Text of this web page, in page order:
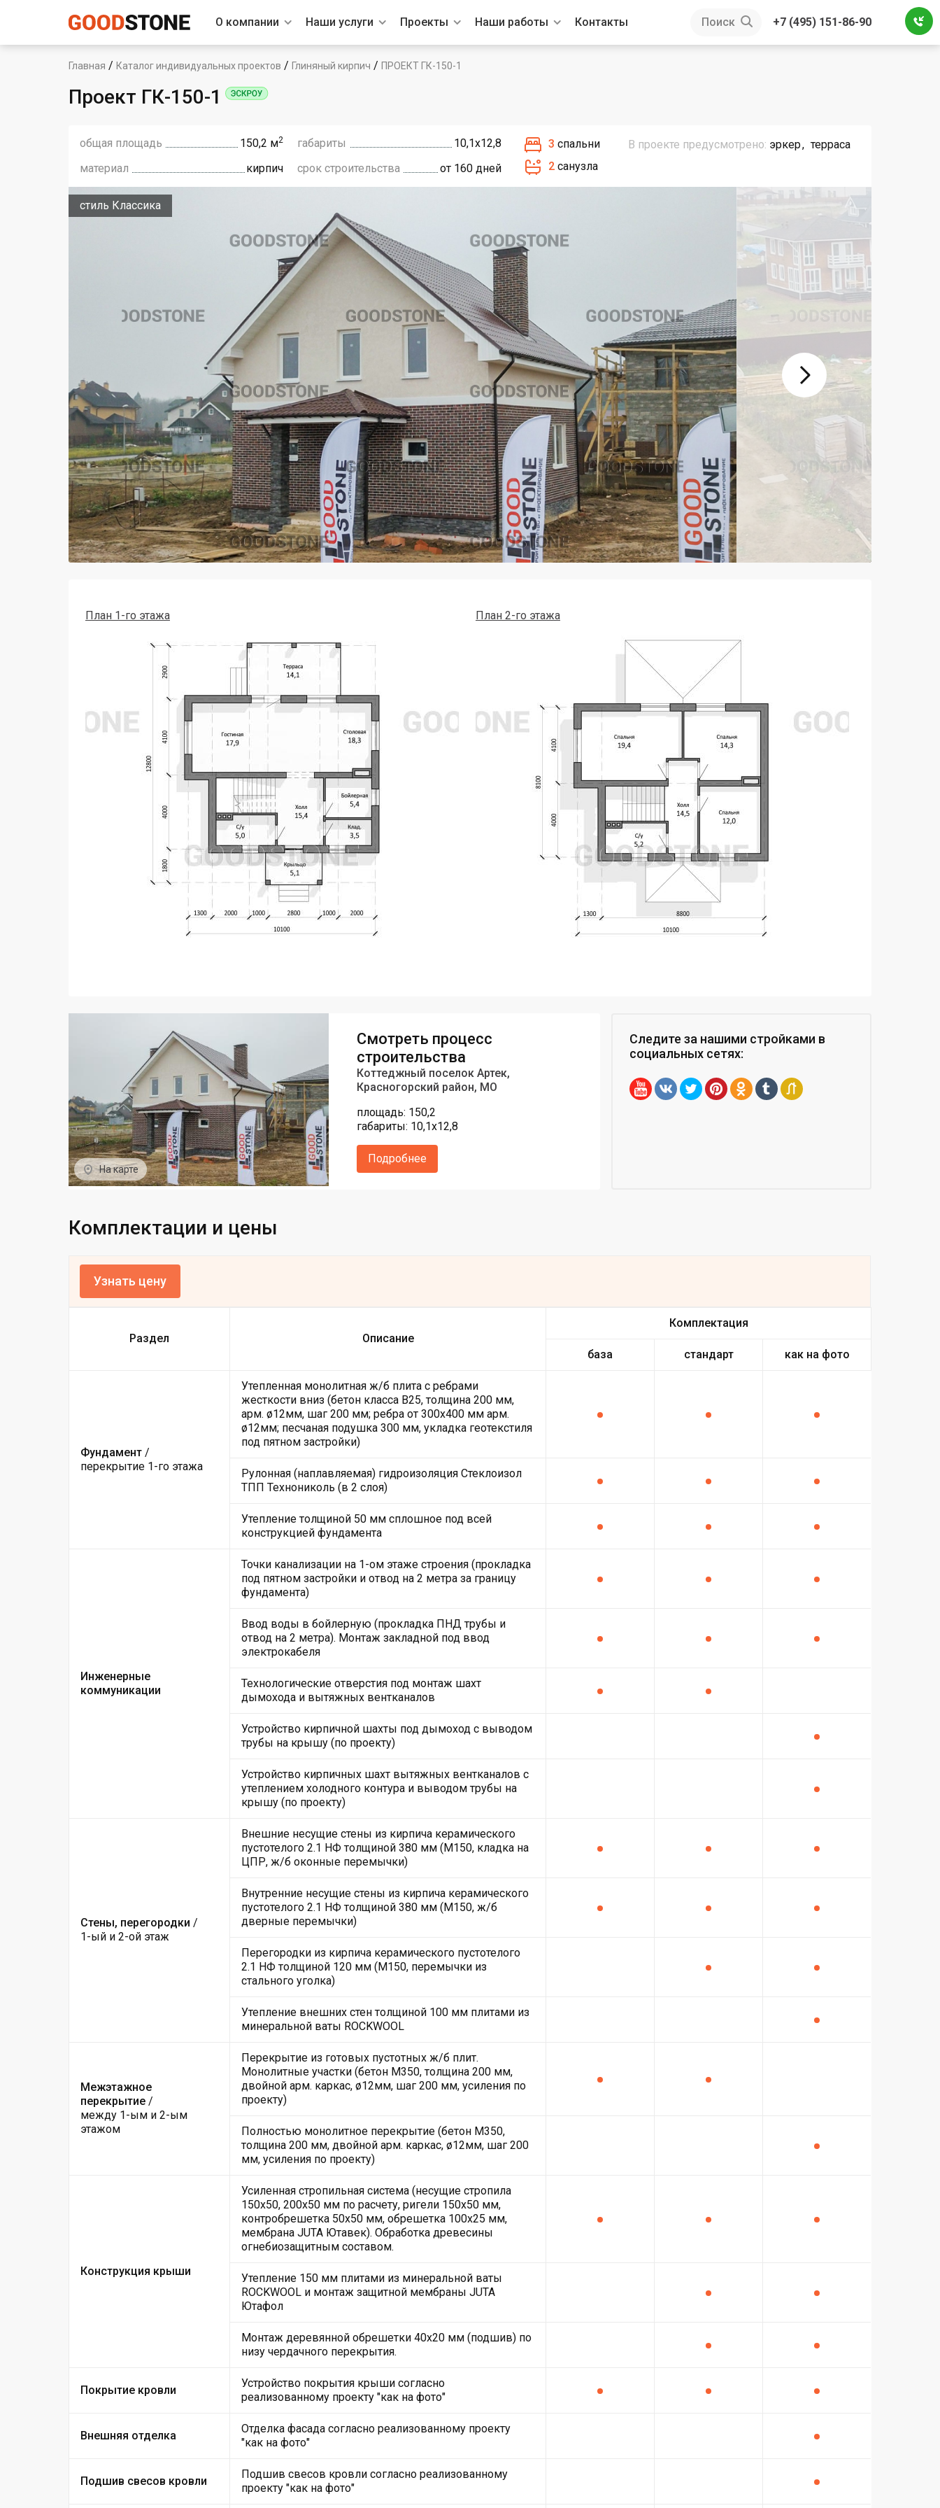
О компании Наши услуги Проекты Наши работы Контакты Поиск +7 (495) 151-86-90
Главная / Каталог индивидуальных проектов / Глиняный кирпич / ПРОЕКТ ГК-150-1
Проект ГК-150-1
общая площадь 150,2 м2 габариты
10,1х12,8
материал
кирпич срок строительства от 160 дней
3 спальни
2 санузла
В проекте предусмотрено: эркер терраса
стиль Классика
План 1-го этажа План 2-го этажа
На карте
Смотреть процесс
строительства
Коттеджный поселок Артек,
Красногорский район, МО
площадь: 150,2
габариты: 10,1х12,8
Подробнее
Следите за нашими стройками в
социальных сетях:
Комплектации и цены
Узнать цену
Раздел Описание
Комплектация
база стандарт как на фото
Фундамент /
перекрытие 1-го этажа
Утепленная монолитная ж/б плита с ребрами
жесткости вниз (бетон класса В25, толщина 200 мм,
арм. ø12мм, шаг 200 мм; ребра от 300х400 мм арм.
ø12мм; песчаная подушка 300 мм, укладка геотекстиля
под пятном застройки)
Рулонная (наплавляемая) гидроизоляция Стеклоизол
ТПП Технониколь (в 2 слоя)
Утепление толщиной 50 мм сплошное под всей
конструкцией фундамента
Инженерные
коммуникации
Точки канализации на 1-ом этаже строения (прокладка
под пятном застройки и отвод на 2 метра за границу
фундамента)
Ввод воды в бойлерную (прокладка ПНД трубы и
отвод на 2 метра). Монтаж закладной под ввод
электрокабеля
Технологические отверстия под монтаж шахт
дымохода и вытяжных вентканалов
Устройство кирпичной шахты под дымоход с выводом
трубы на крышу (по проекту)
Устройство кирпичных шахт вытяжных вентканалов с
утеплением холодного контура и выводом трубы на
крышу (по проекту)
Стены, перегородки /
1-ый и 2-ой этаж
Внешние несущие стены из кирпича керамического
пустотелого 2.1 НФ толщиной 380 мм (М150, кладка на
ЦПР, ж/б оконные перемычки)
Внутренние несущие стены из кирпича керамического
пустотелого 2.1 НФ толщиной 380 мм (М150, ж/б
дверные перемычки)
Перегородки из кирпича керамического пустотелого
2.1 НФ толщиной 120 мм (М150, перемычки из
стального уголка)
Утепление внешних стен толщиной 100 мм плитами из
минеральной ваты ROCKWOOL
Межэтажное
перекрытие /
между 1-ым и 2-ым
этажом
Перекрытие из готовых пустотных ж/б плит.
Монолитные участки (бетон М350, толщина 200 мм,
двойной арм. каркас, ø12мм, шаг 200 мм, усиления по
проекту)
Полностью монолитное перекрытие (бетон М350,
толщина 200 мм, двойной арм. каркас, ø12мм, шаг 200
мм, усиления по проекту)
Конструкция крыши
Усиленная стропильная система (несущие стропила
150х50, 200х50 мм по расчету, ригели 150х50 мм,
контробрешетка 50х50 мм, обрешетка 100х25 мм,
мембрана JUTA Ютавек). Обработка древесины
огнебиозащитным составом.
Утепление 150 мм плитами из минеральной ваты
ROCKWOOL и монтаж защитной мембраны JUTA
Ютафол
Монтаж деревянной обрешетки 40х20 мм (подшив) по
низу чердачного перекрытия.
Покрытие кровли
Устройство покрытия крыши согласно
реализованному проекту "как на фото"
Внешняя отделка
Отделка фасада согласно реализованному проекту
"как на фото"
Подшив свесов кровли
Подшив свесов кровли согласно реализованному
проекту "как на фото"